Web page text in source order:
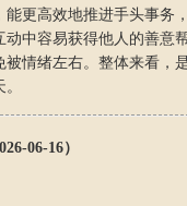
能更高效地推进手头事务
动中容易获得他人的善意
被情绪左右。整体来看，
06-16）